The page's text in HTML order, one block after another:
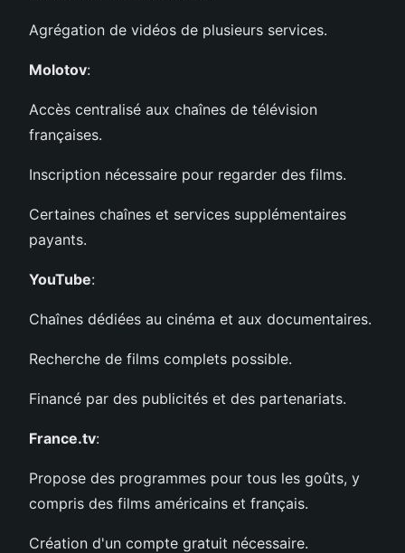
Agrégation de vidéos de plusieurs services.
Molotov:
Accès centralisé aux chaînes de télévision
françaises.
Inscription nécessaire pour regarder des films.
Certaines chaînes et services supplémentaires
payants.
YouTube:
Chaînes dédiées au cinéma et aux documentaires.
Recherche de films complets possible.
Financé par des publicités et des partenariats.
France.tv:
Propose des programmes pour tous les goûts, y
compris des films américains et français.
Création d'un compte gratuit nécessaire.